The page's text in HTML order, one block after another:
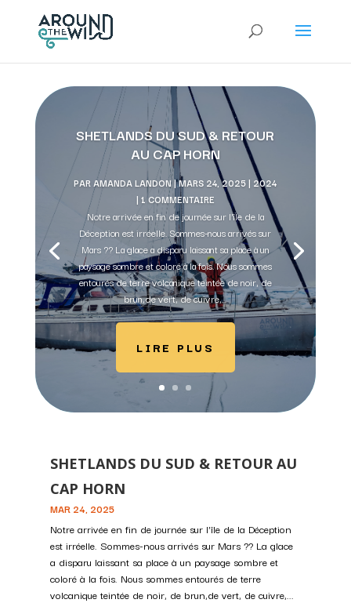
SHETLANDS DU SUD & RETOUR
AU CAP HORN
PARAMANDA LANDON|MARS 24, 2025| 2024
| 1 COMMENTAIRE
Notre arrivée en fin de journée sur l'île de la
Déception est irréelle. Sommes-nous arrivés sur
Mars ?? La glace a disparu laissant sa place à un
paysage sombre et coloré à la fois. Nous sommes
entourés de terre volcanique teintée de noir, de
brun,de vert, de cuivre,...
LIRE PLUS
SHETLANDS DU SUD & RETOUR AU
CAP HORN
MAR 24, 2025
Notre arrivée en fin de journée sur l'île de la Déception
est irréelle. Sommes-nous arrivés sur Mars ?? La glace
a disparu laissant sa place à un paysage sombre et
coloré à la fois. Nous sommes entourés de terre
volcanique teintée de noir, de brun,de vert, de cuivre,...